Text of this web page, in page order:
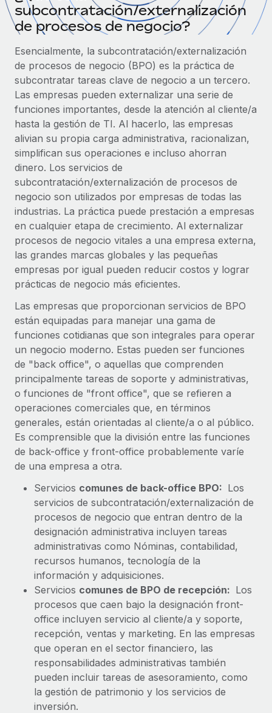
Contractor Management
Integra y gestiona a autónomos globalmente.
Externaliza tareas laborales complejas.
INFRAESTRUCTURA
Conexión Remote
Integra los RR. HH. en tus flujos de trabajo sin
complicaciones.
Plataforma
Funciones esenciales de RR. HH. integradas para tu
equipo.
Conectar Nuevo
Conecta cualquier herramienta de IA con Remote
mediante nuestro MCP.
Optimiza los procesos con herramientas empresariales
esenciales.
SERVICIOS
Pregunta a un experto
Obtén ayuda de gente experta en RR. HH. globales
Comprobaciones de antecedentes
Simplifica los procesos de cribado de candidatos.
Cumplimiento normativo
Adelántate a los riesgos de cumplimiento
Gestión de dispositivos
Proporciona dispositivos tecnológicos y contrólalos
Apertura de entidades
Abre entidades conforme a la legalidad enseguida.
Movilidad y reubicación
Reubica a los empleados con facilidad.
Prestaciones
Gestiona las prestaciones de los empleados sin
complicaciones.
Compáranos con otras empresas.
ETAPAS DE CRECIMIENTO
Startups
Soluciones ágiles de RR. HH. globales y nóminas para
empresas en crecimiento.
Mediana empresa
Amplía tu equipo con soluciones de RR. HH.
personalizadas.
Empresa
RR. HH. globales para grandes empresas.
ASOCIARSE
Socios tecnológicos estratégicos
Integra la gestión de los RR. HH. globales en tu
plataforma de forma flexible.
Asociarse
Descubre oportunidades de colaborar con nosotros.
Remote Build
Próximamente
Consultoría de integraciones y automatización con IA.
CASOS PRÁCTICOS
Colaboración estratégica de Reverse Tech con
Remote para gestionar a autónomos y las
nóminas
Reverse Tech en resumen La startup de salud y bienestar
Reverse Tech se asoció con Remote para...
Más información
Cómo el personal de Weaviate, empresa
pionera en IA, ha crecido un 120 % con Remote
Weaviate en resumen Weaviate crea infraestructuras de
Más información
Calculadora de pagos a autónomos
autónomos globales.
APRENDIZAJE CON REMOTE
Guías y recursos
Casos prácticos
Glosario de RR. HH.
Listas de verificación y plantillas
Biblioteca de descripciones de puestos
Webinarios
Eventos
Sala de prensa
Información sobre salarios y talento
Centro de información
Obtén ayuda
Consulta todos los recursos
BLOG
Nómina global
EOR y PEO
Contractor Management
Impuestos
Explora el blog
BLOG
Novedades de producto de Remote:
Integraciones con Gusto y Xero y Contractor
Management Plus
La misión de Remote sigue siendo ayudar a empresas de
todos los tamaños a contratar, gestionar y...
Más información
Nederlands
Français
Deutsch
Español
Italiano
Português (Portugal)
日本語
한국어
中文（简体）
Iniciar sesión
subcontratación/externalización
de procesos de negocio?
Esencialmente, la subcontratación/externalización
de procesos de negocio (BPO) es la práctica de
subcontratar tareas clave de negocio a un tercero.
Las empresas pueden externalizar una serie de
funciones importantes, desde la atención al cliente/a
hasta la gestión de TI. Al hacerlo, las empresas
alivian su propia carga administrativa, racionalizan,
simplifican sus operaciones e incluso ahorran
dinero. Los servicios de
subcontratación/externalización de procesos de
negocio son utilizados por empresas de todas las
industrias. La práctica puede prestación a empresas
en cualquier etapa de crecimiento. Al externalizar
procesos de negocio vitales a una empresa externa,
las grandes marcas globales y las pequeñas
empresas por igual pueden reducir costos y lograr
prácticas de negocio más eficientes.
Las empresas que proporcionan servicios de BPO
están equipadas para manejar una gama de
funciones cotidianas que son integrales para operar
un negocio moderno. Estas pueden ser funciones
de "back office", o aquellas que comprenden
principalmente tareas de soporte y administrativas,
o funciones de "front office", que se refieren a
operaciones comerciales que, en términos
generales, están orientadas al cliente/a o al público.
Es comprensible que la división entre las funciones
de back-office y front-office probablemente varíe
de una empresa a otra.
Servicios comunes de back-office BPO: Los
servicios de subcontratación/externalización de
procesos de negocio que entran dentro de la
designación administrativa incluyen tareas
administrativas como Nóminas, contabilidad,
recursos humanos, tecnología de la
información y adquisiciones.
Servicios comunes de BPO de recepción: Los
procesos que caen bajo la designación front-
office incluyen servicio al cliente/a y soporte,
recepción, ventas y marketing. En las empresas
que operan en el sector financiero, las
responsabilidades administrativas también
pueden incluir tareas de asesoramiento, como
la gestión de patrimonio y los servicios de
inversión.